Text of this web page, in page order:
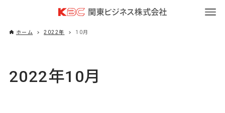
ホーム 2022年 10月
2022年10月